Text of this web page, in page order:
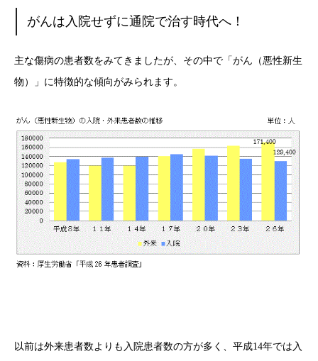
がんは入院せずに通院で治す時代へ！
主な傷病の患者数をみてきましたが、その中で「がん（悪性新生
物）」に特徴的な傾向がみられます。
以前は外来患者数よりも入院患者数の方が多く、平成14年では入